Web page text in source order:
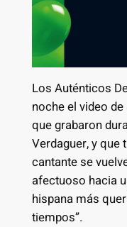
Los Auténticos
noche el video
que grabaron
Verdaguer, y
cantante se
afectuoso hacia
hispana más
tiempos”.